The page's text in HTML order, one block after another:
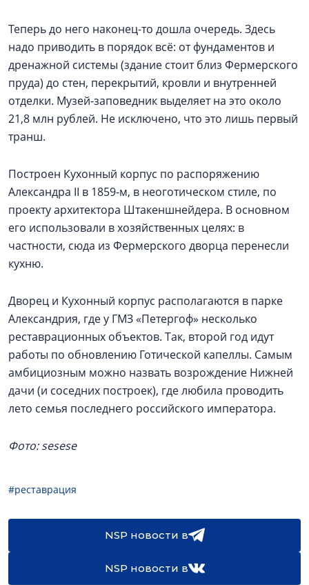
Теперь до него наконец-то дошла очередь. Здесь
надо приводить в порядок всё: от фундаментов и
дренажной системы (здание стоит близ Фермерского
пруда) до стен, перекрытий, кровли и внутренней
отделки. Музей-заповедник выделяет на это около
21,8 млн рублей. Не исключено, что это лишь первый
транш.
Построен Кухонный корпус по распоряжению
Александра II в 1859-м, в неоготическом стиле, по
проекту архитектора Штакеншнейдера. В основном
его использовали в хозяйственных целях: в
частности, сюда из Фермерского дворца перенесли
кухню.
Дворец и Кухонный корпус располагаются в парке
Александрия, где у ГМЗ «Петергоф» несколько
реставрационных объектов. Так, второй год идут
работы по обновлению Готической капеллы. Самым
амбициозным можно назвать возрождение Нижней
дачи (и соседних построек), где любила проводить
лето семья последнего российского императора.
Фото: sesese
#реставрация
NSP новости в
NSP новости в